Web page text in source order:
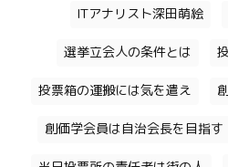
ITアナリスト深田萌絵
選挙立会人の条件とは
投票箱の運搬には気を遣え
創価学会員は自治会長を目指す